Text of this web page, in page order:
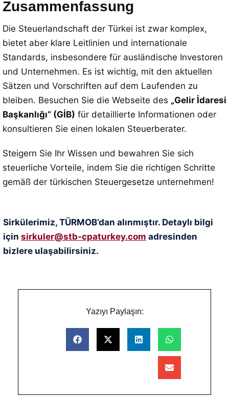
Zusammenfassung
Die Steuerlandschaft der Türkei ist zwar komplex,
bietet aber klare Leitlinien und internationale
Standards, insbesondere für ausländische Investoren
und Unternehmen. Es ist wichtig, mit den aktuellen
Sätzen und Vorschriften auf dem Laufenden zu
bleiben. Besuchen Sie die Webseite des „Gelir İdaresi
Başkanlığı“ (GİB) für detaillierte Informationen oder
konsultieren Sie einen lokalen Steuerberater.
Steigern Sie Ihr Wissen und bewahren Sie sich
steuerliche Vorteile, indem Sie die richtigen Schritte
gemäß der türkischen Steuergesetze unternehmen!
Sirkülerimiz, TÜRMOB’dan alınmıştır. Detaylı bilgi
için sirkuler@stb-cpaturkey.com adresinden
bizlere ulaşabilirsiniz.
Yazıyı Paylaşın: